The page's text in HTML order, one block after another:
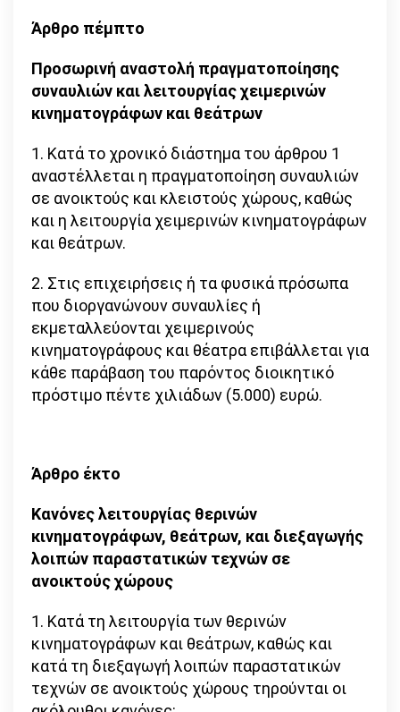
Άρθρο πέμπτο
Προσωρινή αναστολή πραγματοποίησης
συναυλιών και λειτουργίας χειμερινών
κινηματογράφων και θεάτρων
1. Κατά το χρονικό διάστημα του άρθρου 1
αναστέλλεται η πραγματοποίηση συναυλιών
σε ανοικτούς και κλειστούς χώρους, καθώς
και η λειτουργία χειμερινών κινηματογράφων
και θεάτρων.
2. Στις επιχειρήσεις ή τα φυσικά πρόσωπα
που διοργανώνουν συναυλίες ή
εκμεταλλεύονται χειμερινούς
κινηματογράφους και θέατρα επιβάλλεται για
κάθε παράβαση του παρόντος διοικητικό
πρόστιμο πέντε χιλιάδων (5.000) ευρώ.
Άρθρο έκτο
Κανόνες λειτουργίας θερινών
κινηματογράφων, θεάτρων, και διεξαγωγής
λοιπών παραστατικών τεχνών σε
ανοικτούς χώρους
1. Κατά τη λειτουργία των θερινών
κινηματογράφων και θεάτρων, καθώς και
κατά τη διεξαγωγή λοιπών παραστατικών
τεχνών σε ανοικτούς χώρους τηρούνται οι